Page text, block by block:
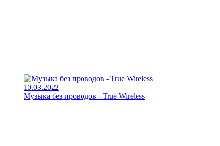
10.03.2022
Музыка без проводов - True Wireless